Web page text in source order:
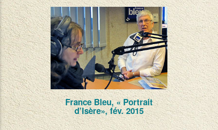
France Bleu, « Portrait
d’Isère», fév. 2015